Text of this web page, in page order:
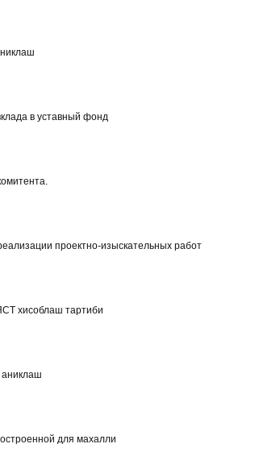
в уставный фонд
проектно-изыскательных работ
хисоблаш тартиби
для махалли